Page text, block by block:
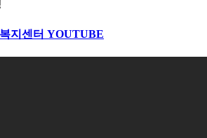
지센터 YOUTUBE